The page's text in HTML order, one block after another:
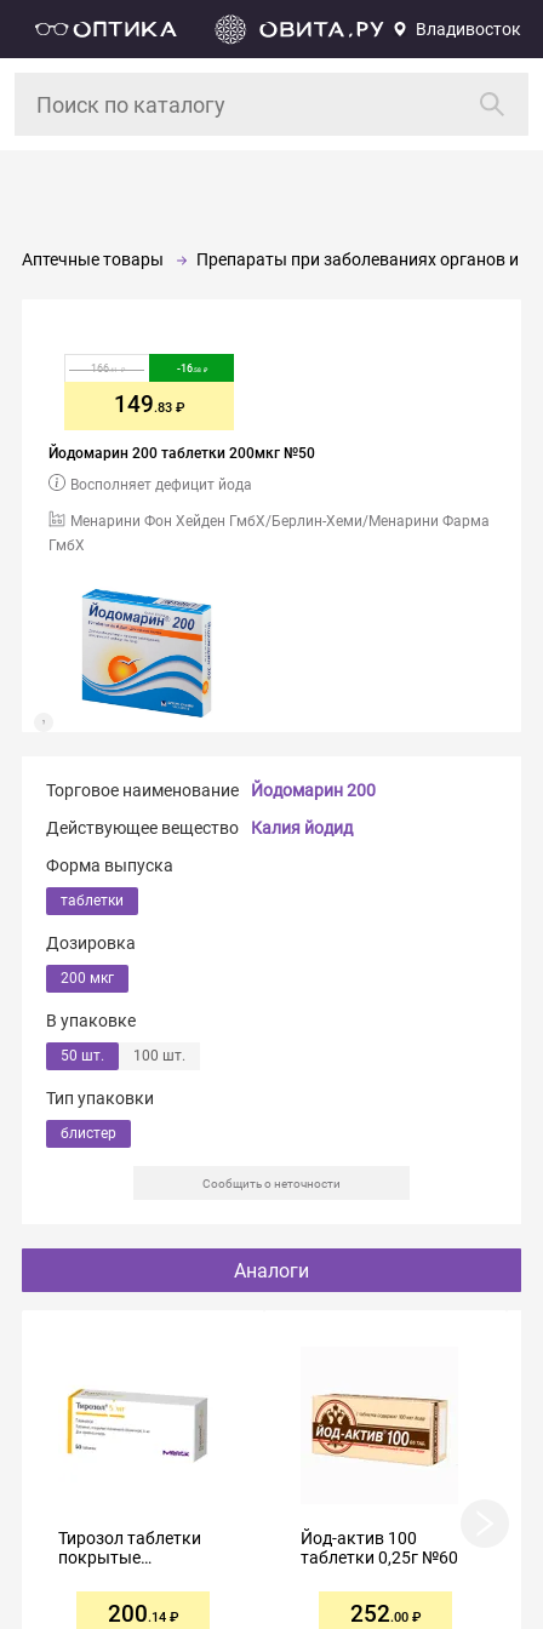
Владивосток
Аптечные товары Препараты при заболеваниях органов и
Йодомарин 200 таблетки 200мкг №50
Менарини Фон Хейден ГмбХ/Берлин-Хеми/Менарини Фарма
ГмбХ
Восполняет дефицит йода
166.41 -16.58
149.83
Торговое наименование
Йодомарин 200
Действующее вещество
Калия йодид
Форма выпуска
таблетки
Дозировка
200 мкг
В упаковке
50 шт. 100 шт.
Тип упаковки
блистер
Сообщить о неточности
Аналоги
Тирозол таблетки
покрытые
оболочкой 5мг №50
200.14
Йод-актив 100
таблетки 0,25г №60
252.00